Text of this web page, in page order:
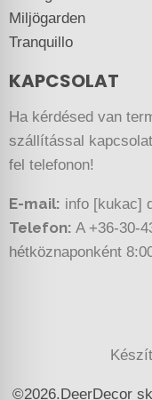
Miljögarden
Tranquillo
KAPCSOLAT
Ha kérdésed van
szállítással
fel telefonon!
E-mail: info [kukac]
Telefon: A +36-30-
hétköznaponként
©2026.DeerDecor